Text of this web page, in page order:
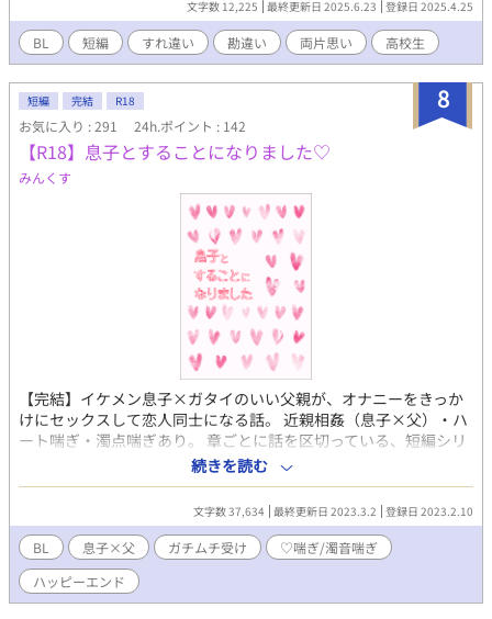
ムを見かけたときは、通常更新とは別に、１話多く更新するの
で、未読には気を付けてくださいね。 ※29話で完結。8月28日完
結予定。 ただ、前述通り、ボーナスタイムの発生と、現在手直し
しつつですので、話数が減る可能性あり。 なので完結予定日が前
倒しになることもあります。 (完結したけど、いつものごとく長編
になってしまったので💦 青春BLカップの規定文字数になるよう
に、頑張って色々と削り中……1話ぐらい減るかも？） ※第2回青
春BLカップに参加してます。 BETで応援していただけたら嬉しい
です(*^^*)
文字数 12,225 最終更新日 2025.6.23 登録日 2025.4.25
BL 短編 すれ違い 勘違い 両片思い 高校生
8
短編 完結 R18
お気に入り : 291 24h.ポイント : 142
【R18】息子とすることになりました♡
みんくす
【完結】イケメン息子×ガタイのいい父親が、オナニーをきっか
けにセックスして恋人同士になる話。 近親相姦（息子×父）・ハ
ート喘ぎ・濁点喘ぎあり。 章ごとに話を区切っている、短編シリ
ーズとなっています。 最初から読んでいただけると、分かりやす
いかと思います。 攻め：優人(ゆうと) 19歳 父親より小柄なもの
の、整った顔立ちをしているイケメンで周囲からの人気も高い。
だが父である和志に対して恋心と劣情を抱いているため、そんな
周囲のことには興味がない。 受け：和志(かずし) 43歳 学生時代
から筋トレが趣味で、ガタイがよく体毛も濃い。 元妻とは15年ほ
ど前に離婚し、それ以来息子の優人と2人暮らし。 pixivにも投稿
しています。
続きを読む
文字数 37,634 最終更新日 2023.3.2 登録日 2023.2.10
BL 息子×父 ガチムチ受け
♡喘ぎ/濁音喘ぎ
ハッピーエンド